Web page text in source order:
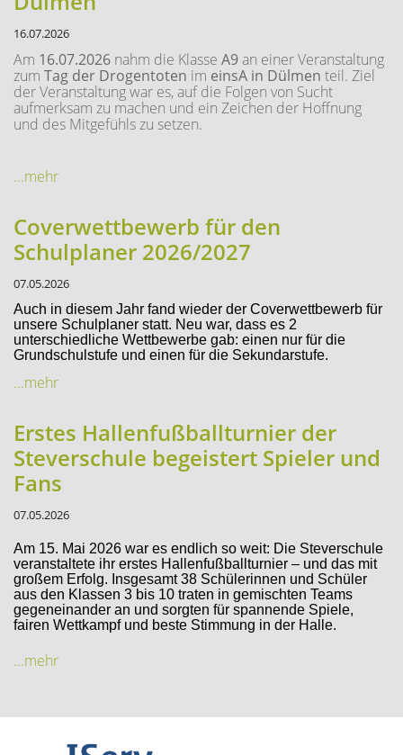
16.07.2026
Am 16.07.2026 nahm die Klasse A9an einer Veranstaltung
zum Tag der Drogentoten im einsA in Dülmen teil. Ziel
der Veranstaltung war es, auf die Folgen von Sucht
aufmerksam zu machen und ein Zeichen der Hoffnung
und des Mitgefühls zu setzen.
...mehr
Coverwettbewerb für den
Schulplaner 2026/2027
07.05.2026
Auch in diesem Jahr fand wieder der Coverwettbewerb für
unsere Schulplaner statt. Neu war, dass es 2
unterschiedliche Wettbewerbe gab: einen nur für die
Grundschulstufe und einen für die Sekundarstufe.
...mehr
Erstes Hallenfußballturnier der
Steverschule begeistert Spieler und
Fans
07.05.2026
Am 15. Mai 2026 war es endlich so weit: Die Steverschule
veranstaltete ihr erstes Hallenfußballturnier – und das mit
großem Erfolg. Insgesamt 38 Schülerinnen und Schüler
aus den Klassen 3 bis 10 traten in gemischten Teams
gegeneinander an und sorgten für spannende Spiele,
fairen Wettkampf und beste Stimmung in der Halle.
...mehr